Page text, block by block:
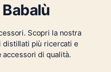
Scopri la nostra
distillati più ricercati e
di qualità.